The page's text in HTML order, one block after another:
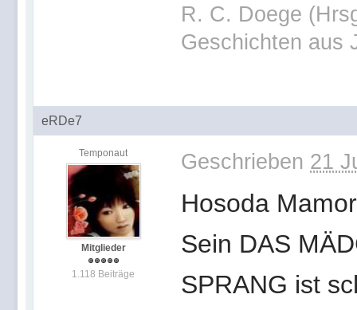
R. C. Doege
Geschichten aus
eRDe7
Temponaut
Mitglieder
1.118 Beiträge
Geschrieben 21
Hosoda
Sein DAS
SPRANG ist